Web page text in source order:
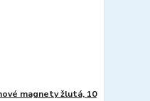
magnety žlutá, 10